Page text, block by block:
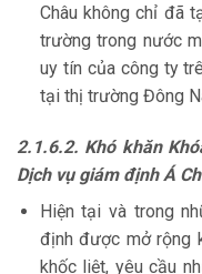
Châu không chỉ đã
trường trong nước
uy tín của công ty
tại thị trường Đông
2.1.6.2. Khó khăn
Dịch vụ giám định Á
Hiện tại và trong
định được mở rộng
khốc liệt, yêu cầu